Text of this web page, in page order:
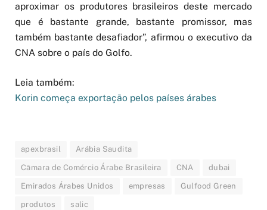
aproximar os produtores brasileiros deste mercado
que é bastante grande, bastante promissor, mas
também bastante desafiador”, afirmou o executivo da
CNA sobre o país do Golfo.
Leia também:
Korin começa exportação pelos países árabes
apexbrasil Arábia Saudita
Câmara de Comércio Árabe Brasileira CNA dubai
Emirados Árabes Unidos empresas Gulfood Green
produtos salic